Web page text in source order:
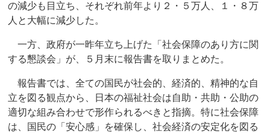
の減少も目立ち、それぞれ前年より２・５万人、１・８万
人と大幅に減少した。
一方、政府が一昨年立ち上げた「社会保障のあり方に関
する懇談会」が、５月末に報告書を取りまとめた。
報告書では、全ての国民が社会的、経済的、精神的な自
立を図る観点から、日本の福祉社会は自助・共助・公助の
適切な組み合わせで形作られるべきと指摘。特に社会保障
は、国民の「安心感」を確保し、社会経済の安定化を図る